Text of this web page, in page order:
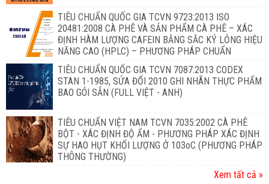
TIÊU CHUẨN QUỐC GIA TCVN 9723:2013 ISO
20481:2008 CÀ PHÊ VÀ SẢN PHẨM CÀ PHÊ – XÁC
ĐỊNH HÀM LƯỢNG CAFEIN BẰNG SẮC KÝ LỎNG HIỆU
NĂNG CAO (HPLC) – PHƯƠNG PHÁP CHUẨN
TIÊU CHUẨN QUỐC GIA TCVN 7087:2013 CODEX
STAN 1-1985, SỬA ĐỔI 2010 GHI NHÃN THỰC PHẨM
BAO GÓI SẴN (FULL VIỆT - ANH)
TIÊU CHUẨN VIỆT NAM TCVN 7035:2002 CÀ PHÊ
BỘT - XÁC ĐỊNH ĐỘ ẨM - PHƯƠNG PHÁP XÁC ĐỊNH
SỰ HAO HỤT KHỐI LƯỢNG Ở 103oC (PHƯƠNG PHÁP
THÔNG THƯỜNG)
Xem tất cả »